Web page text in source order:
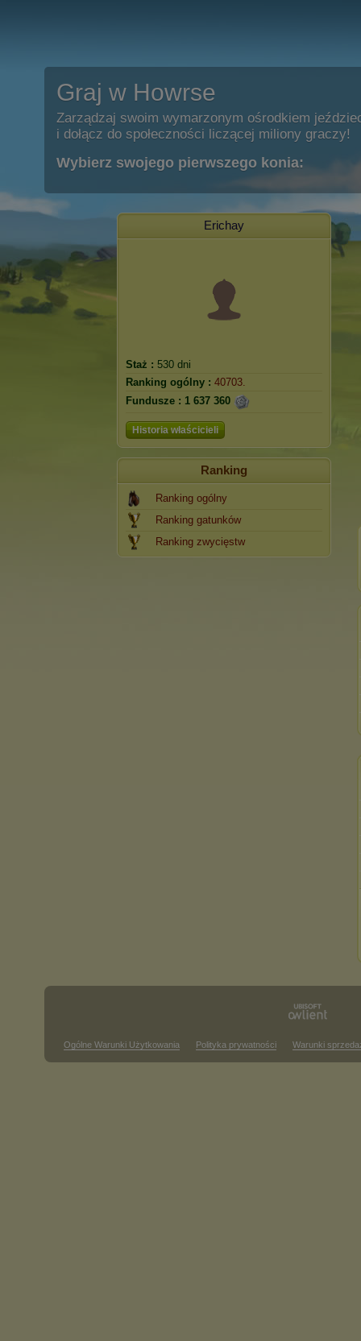
Graj w Howrse
Zarządzaj swoim wymarzonym ośrodkiem
i dołącz do społeczności liczącej miliony graczy!
Wybierz swojego pierwszego konia:
Erichay
Staż : 530 dni
Ranking ogólny : 40703.
Fundusze : 1 637 360
Historia właścicieli
Ranking
Ranking ogólny
Ranking gatunków
Ranking zwycięstw
Ogólne Warunki Użytkowania Polityka prywatności Warunki